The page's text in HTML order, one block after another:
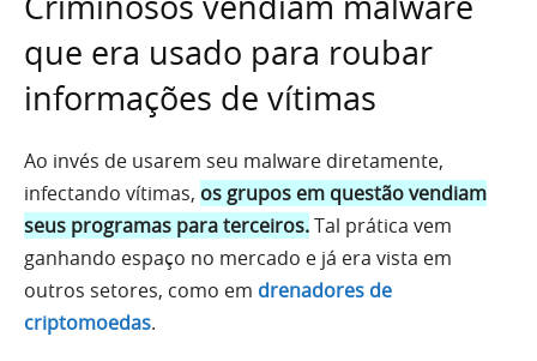
que era usado para roubar
informações de vítimas
Ao invés de usarem seu malware diretamente,
infectando vítimas, os grupos em questão vendiam
seus programas para terceiros.Tal prática vem
ganhando espaço no mercado e já era vista em
outros setores, como em drenadores de
criptomoedas.